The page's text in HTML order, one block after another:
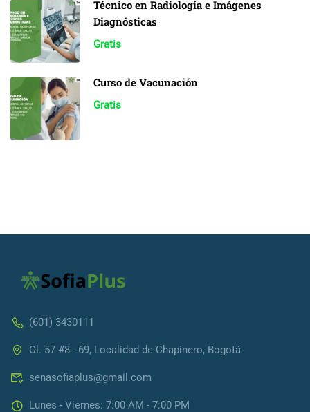
Técnico en Radiología e Imágenes
Diagnósticas
Gratis
Curso de Vacunación
Gratis
(601) 3430111
Cl. 57 #8 - 69, Localidad de Chapinero, Bogotá
senasofiaplus@gmail.com
Lunes - Viernes: 7:00 AM - 7:00 PM